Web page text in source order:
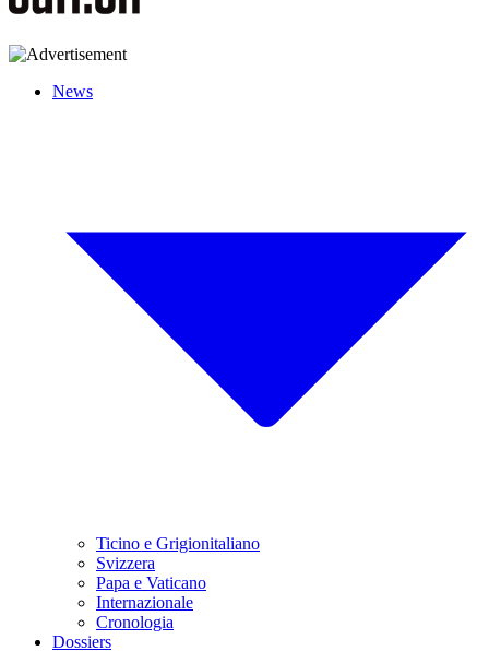
News
Ticino e Grigionitaliano
Svizzera
Papa e Vaticano
Internazionale
Cronologia
Dossiers